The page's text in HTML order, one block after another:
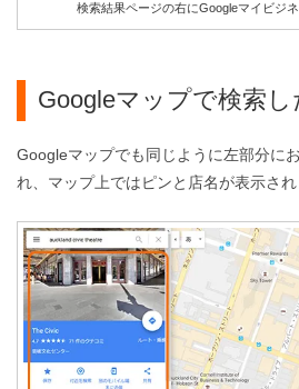
検索結果ページの右にGoogleマイビジ
Googleマップで検索し
Googleマップでも同じように左部分に
れ、マップ上ではピンと店名が表示され